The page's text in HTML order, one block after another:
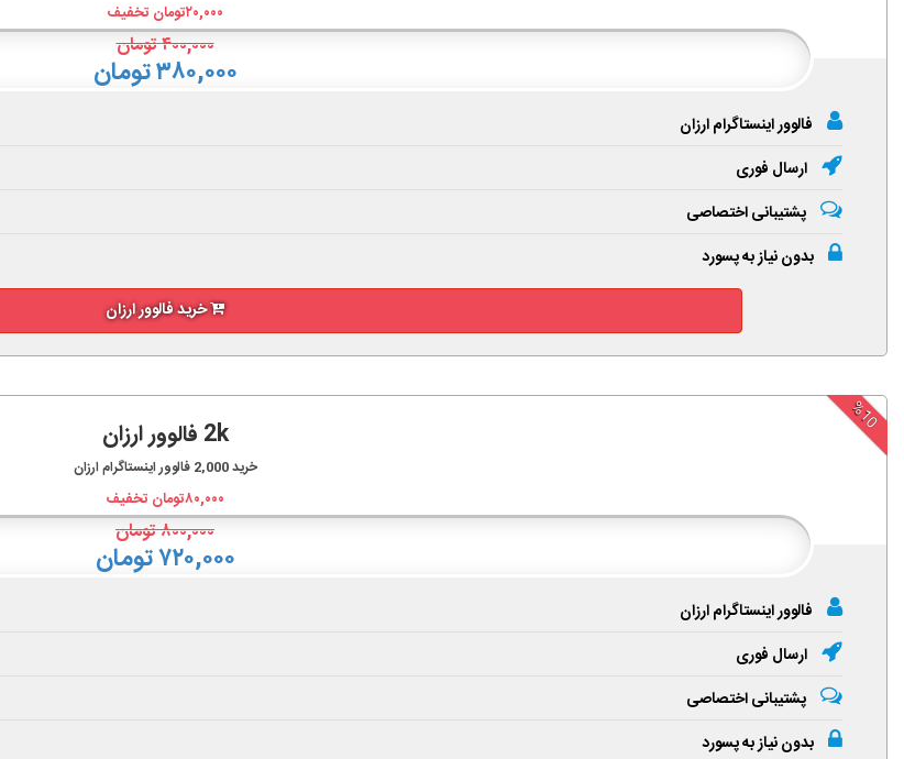
۲۰,۰۰۰تومان تخفیف
۴۰۰,۰۰۰تومان
۳۸۰,۰۰۰ تومان
فالوور اینستاگرام ارزان
ارسال فوری
پشتیبانی اختصاصی
بدون نیاز به پسورد
خرید فالوور ارزان
%10
2k فالوور ارزان
خرید2,000 فالوور اینستاگرام ارزان
۸۰,۰۰۰تومان تخفیف
۸۰۰,۰۰۰تومان
۷۲۰,۰۰۰ تومان
فالوور اینستاگرام ارزان
ارسال فوری
پشتیبانی اختصاصی
بدون نیاز به پسورد